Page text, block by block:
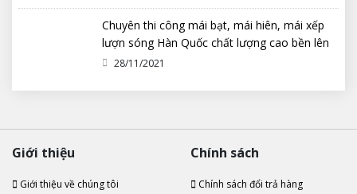
Chuyên thi công mái bạt, mái hiên, mái xếp
lượn sóng Hàn Quốc chất lượng cao bền lên
tới 10 năm
28/11/2021
Giới thiệu
Giới thiệu về chúng tôi
Chính sách
Chính sách đổi trả hàng